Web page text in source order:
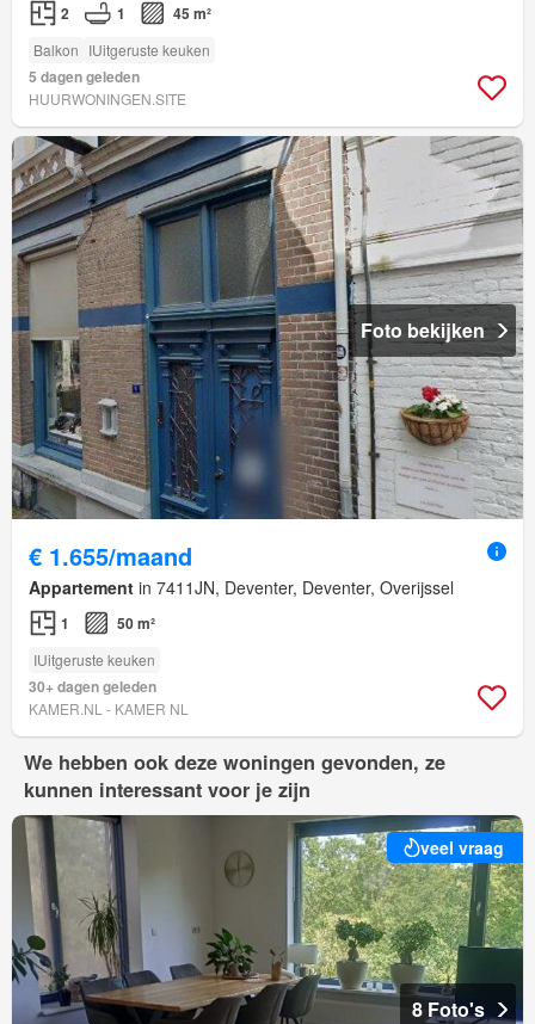
2 1 45 m²
Balkon IUitgeruste keuken
5 dagen geleden
HUURWONINGEN.SITE
Foto bekijken
€ 1.655/maand
Appartement in 7411JN, Deventer, Deventer, Overijssel
1 50 m²
IUitgeruste keuken
30+ dagen geleden
KAMER.NL - KAMER NL
We hebben ook deze woningen gevonden, ze
kunnen interessant voor je zijn
veel vraag
8 Foto's